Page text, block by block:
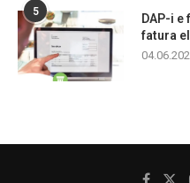
5
DAP-i
fatura